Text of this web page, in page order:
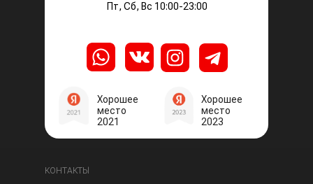
КОНТАКТЫ
Хорошее
место
2021
Пт, Сб, Вс 10:00-23:00
Хорошее
место
2023